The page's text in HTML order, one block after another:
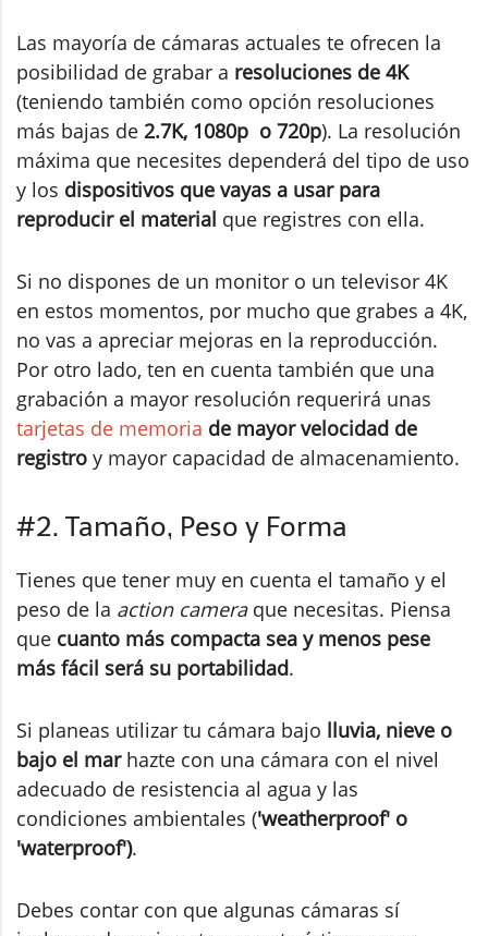
Las mayoría de cámaras actuales te ofrecen la
posibilidad de grabar a resoluciones de 4K
(teniendo también como opción resoluciones
más bajas de 2.7K, 1080p o 720p). La resolución
máxima que necesites dependerá del tipo de uso
y los dispositivos que vayas a usar para
reproducir el material que registres con ella.
Si no dispones de un monitor o un televisor 4K
en estos momentos, por mucho que grabes a 4K,
no vas a apreciar mejoras en la reproducción.
Por otro lado, ten en cuenta también que una
grabación a mayor resolución requerirá unas
tarjetas de memoria de mayor velocidad de
registro y mayor capacidad de almacenamiento.
#2. Tamaño, Peso y Forma
Tienes que tener muy en cuenta el tamaño y el
peso de la action cameraque necesitas. Piensa
que cuanto más compacta sea y menos pese
más fácil será su portabilidad.
Si planeas utilizar tu cámara bajo lluvia, nieve o
bajo el marhazte con una cámara con el nivel
adecuado de resistencia al agua y las
condiciones ambientales ('weatherproof' o
'waterproof').
Debes contar con que algunas cámaras sí